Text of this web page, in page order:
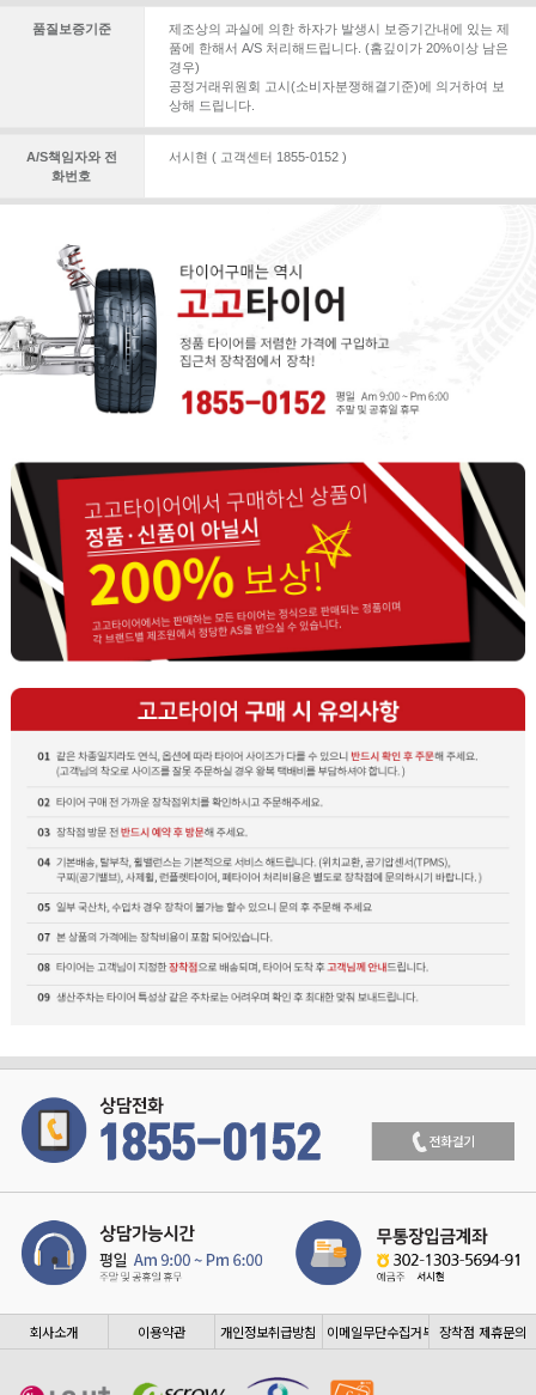
품질보증기준
제조상의 과실에 의한 하자가 발생시 보증기간내에 있는 제
품에 한해서 A/S 처리해드립니다. (홈깊이가 20%이상 남은
경우)
공정거래위원회 고시(소비자분쟁해결기준)에 의거하여 보
상해 드립니다.
A/S책임자와 전
화번호
서시현 ( 고객센터 1855-0152 )
회사소개 이용약관 개인정보취급방침 이메일무단수집거부 장착점 제휴문의